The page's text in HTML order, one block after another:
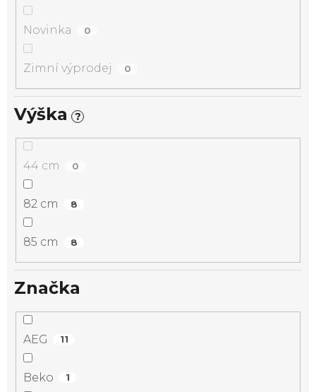
Novinka 0
Zimní výprodej 0
Výška ?
44 cm 0
82 cm 8
85 cm 8
Značka
AEG 11
Beko 1